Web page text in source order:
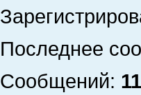
Последнее
Сообщений: